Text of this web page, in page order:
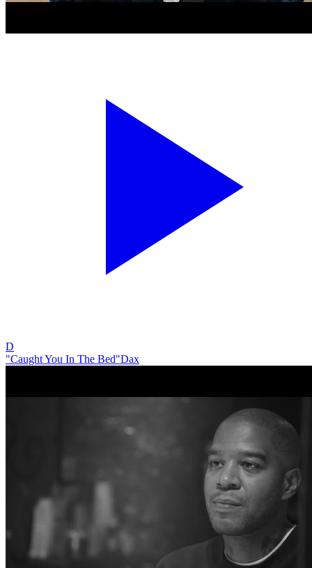
D
"Caught You In The Bed"Dax